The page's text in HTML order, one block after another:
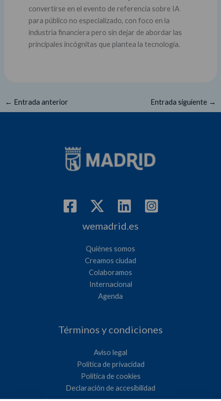
convertirse en el evento de referencia sobre IA
para público no especializado, con foco en la
industria financiera pero sin dejar de abordar las
principales incógnitas que plantea la tecnología.
← Entrada anterior Entrada siguiente →
wemadrid.es
Quiénes somos
Creamos ciudad
Colaboramos
Internacional
Agenda
Términos y condiciones
Aviso legal
Política de privacidad
Política de cookies
Declaración de accesibilidad